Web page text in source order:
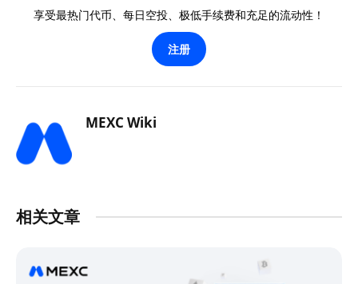
享受最热门代币、每日空投、极低手续费和充足的流动性！
注册
MEXC Wiki
相关文章